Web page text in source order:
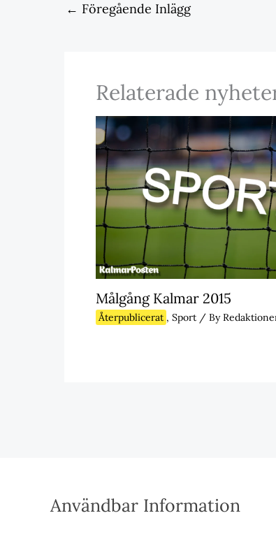
← Föregående Inlägg
Relaterade
Målgång Kalmar 2015
Återpublicerat , Sport / By
Användbar Information